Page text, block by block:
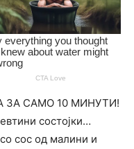
ЗА САМО 10 МИНУТИ!
состојки…
сос од малини и